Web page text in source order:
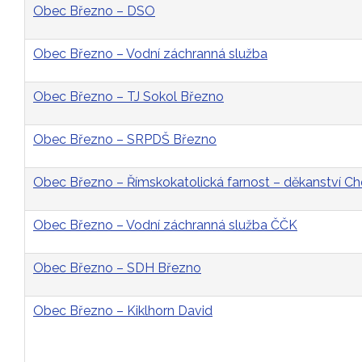
Obec Březno – DSO
Obec Březno – Vodní záchranná služba
Obec Březno – TJ Sokol Březno
Obec Březno – SRPDŠ Březno
Obec Březno – Římskokatolická farnost – děkanství
Obec Březno – Vodní záchranná služba ČČK
Obec Březno – SDH Březno
Obec Březno – Kiklhorn David